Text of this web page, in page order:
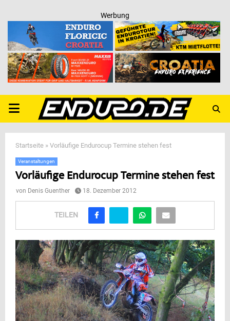
Werbung
PRIMARY
MENU
Startseite » Vorläufige Endurocup Termine stehen fest
Veranstaltungen
Vorläufige Endurocup Termine stehen fest
von Denis Guenther 18. Dezember 2012
TEILEN